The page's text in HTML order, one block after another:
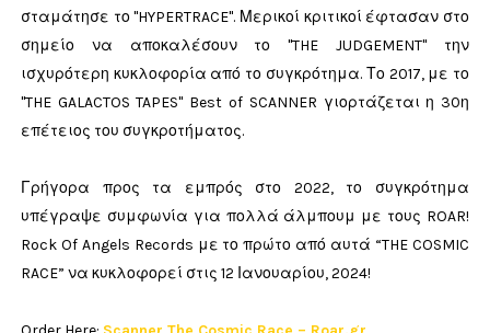
σταμάτησε το "HYPERTRACE". Μερικοί κριτικοί έφτασαν στο
σημείο να αποκαλέσουν το "THE JUDGEMENT" την
ισχυρότερη κυκλοφορία από το συγκρότημα. Το 2017, με το
"THE GALACTOS TAPES" Best of SCANNER γιορτάζεται η 30η
επέτειος του συγκροτήματος.
Γρήγορα προς τα εμπρός στο 2022, το συγκρότημα
υπέγραψε συμφωνία για πολλά άλμπουμ με τους ROAR!
Rock Of Angels Records με το πρώτο από αυτά “THE COSMIC
RACE” να κυκλοφορεί στις 12 Ιανουαρίου, 2024!